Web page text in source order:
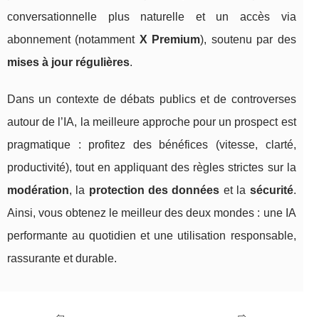
conversationnelle plus naturelle et un accès via
abonnement (notamment X Premium), soutenu par des
mises à jour régulières.
Dans un contexte de débats publics et de controverses
autour de l’IA, la meilleure approche pour un prospect est
pragmatique : profitez des bénéfices (vitesse, clarté,
productivité), tout en appliquant des règles strictes sur la
modération, la protection des données et la sécurité.
Ainsi, vous obtenez le meilleur des deux mondes : une IA
performante au quotidien et une utilisation responsable,
rassurante et durable.